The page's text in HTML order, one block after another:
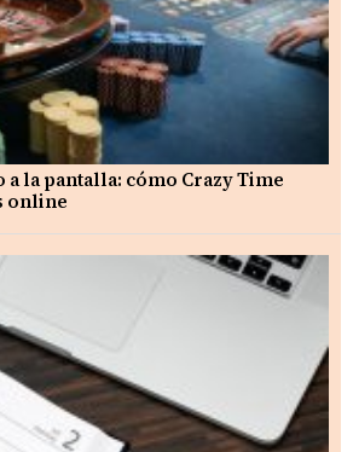
la pantalla: cómo Crazy Time
online